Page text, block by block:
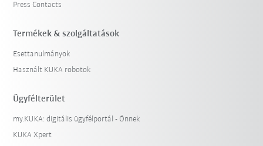
Press Contacts
Termékek & szolgáltatások
Esettanulmányok
Használt KUKA robotok
Ügyfélterület
my.KUKA: digitális ügyfélportál - Önnek
KUKA Xpert